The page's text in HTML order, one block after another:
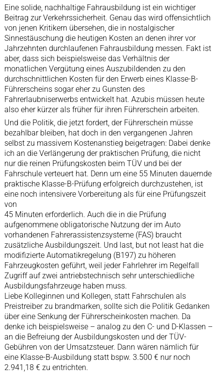
Eine solide, nachhaltige Fahrausbildung ist ein wichtiger
Beitrag zur Verkehrssicherheit. Genau das wird offensichtlich
von jenen Kritikern übersehen, die in nostalgischer
Sinnestäuschung die heutigen Kosten an denen ihrer vor
Jahrzehnten durchlaufenen Fahrausbildung messen. Fakt ist
aber, dass sich beispielsweise das Verhältnis der
monatlichen Vergütung eines Auszubildenden zu den
durchschnittlichen Kosten für den Erwerb eines Klasse-B-
Führerscheins sogar eher zu Gunsten des
Fahrerlaubniserwerbs entwickelt hat. Azubis müssen heute
also eher kürzer als früher für ihren Führerschein arbeiten.
Und die Politik, die jetzt fordert, der Führerschein müsse
bezahlbar bleiben, hat doch in den vergangenen Jahren
selbst zu massivem Kostenanstieg beigetragen: Dabei denke
ich an die Verlängerung der praktischen Prüfung, die nicht
nur die reinen Prüfungskosten beim TÜV und bei der
Fahrschule verteuert hat. Denn um eine 55 Minuten dauernde
praktische Klasse-B-Prüfung erfolgreich durchzustehen, ist
eine noch intensivere Vorbereitung als für eine Prüfungszeit
von
45 Minuten erforderlich. Auch die in die Prüfung
aufgenommene obligatorische Nutzung der im Auto
vorhandenen Fahrerassistenzsysteme (FAS) braucht
zusätzliche Ausbildungszeit. Und last, but not least hat die
modifizierte Automatikregelung (B197) zu höheren
Fahrzeugkosten geführt, weil jeder Fahrlehrer im Regelfall
Zugriff auf zwei antriebstechnisch sehr unterschiedliche
Ausbildungsfahrzeuge haben muss.
Liebe Kolleginnen und Kollegen, statt Fahrschulen als
Preistreiber zu brandmarken, sollte sich die Politik Gedanken
über eine Senkung der Führerscheinkosten machen. Da
denke ich beispielsweise – analog zu den C- und D-Klassen –
an die Befreiung der Ausbildungskosten und der TÜV-
Gebühren von der Umsatzsteuer. Dann wären nämlich für
eine Klasse-B-Ausbildung statt bspw. 3.500 € nur noch
2.941,18 € zu entrichten.